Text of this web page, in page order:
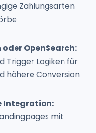
Zahlungsarten
OpenSearch:
Trigger Logiken für
höhere Conversion
Integration:
mit